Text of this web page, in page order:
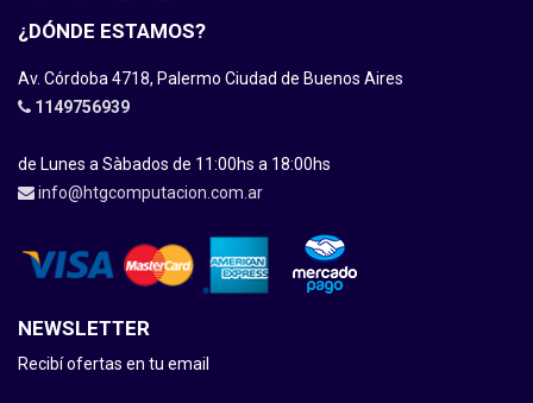
¿DÓNDE ESTAMOS?
Av. Córdoba 4718, Palermo Ciudad de Buenos Aires
1149756939
de Lunes a Sàbados de 11:00hs a 18:00hs
info@htgcomputacion.com.ar
NEWSLETTER
Recibí ofertas en tu email